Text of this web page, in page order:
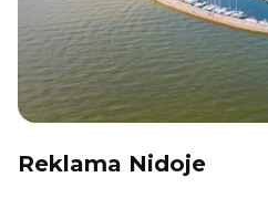
Reklama Nidoje